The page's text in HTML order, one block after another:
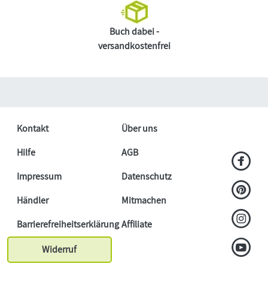
Buch dabei -
versandkostenfrei
Kontakt
Über uns
Hilfe
AGB
Impressum
Datenschutz
Händler
Mitmachen
BarrierefreiheitserklärungAffiliate
Widerruf